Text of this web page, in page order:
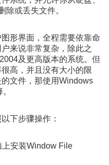
除或丢失文件。
形界面，全程需要依靠命
来说非常复杂，除此之
及更高版本的系统。但
高，并且没有大小的限
文件，那使用Windows
下步骤操作：
上安装Window File